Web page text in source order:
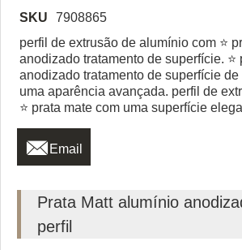
SKU
7908865
perfil de extrusão de alumínio com ⭐
anodizado tratamento de superfície. ⭐
anodizado tratamento de superfície
uma aparência avançada. perfil de
⭐ prata mate com uma superfície
 Email
Prata Matt alumínio
perfil